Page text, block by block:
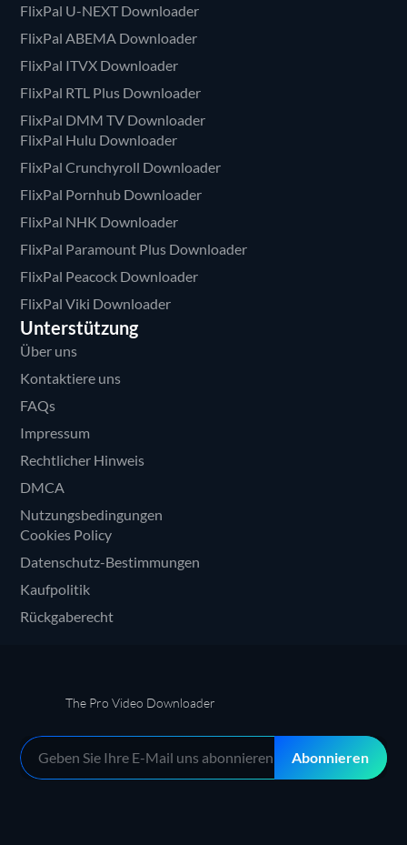
FlixPal U-NEXT Downloader
FlixPal ABEMA Downloader
FlixPal ITVX Downloader
FlixPal RTL Plus Downloader
FlixPal DMM TV Downloader
FlixPal Hulu Downloader
FlixPal Crunchyroll Downloader
FlixPal Pornhub Downloader
FlixPal NHK Downloader
FlixPal Paramount Plus Downloader
FlixPal Peacock Downloader
FlixPal Viki Downloader
Unterstützung
Über uns
Kontaktiere uns
FAQs
Impressum
Rechtlicher Hinweis
DMCA
Nutzungsbedingungen
Cookies Policy
Datenschutz-Bestimmungen
Kaufpolitik
Rückgaberecht
The Pro Video Downloader
Abonnieren